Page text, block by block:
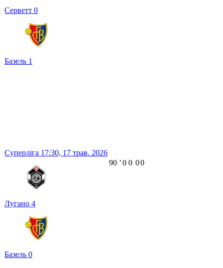
Серветт 0
Базель 1
Суперліга 17:30, 17 трав. 2026
Лугано 4
Базель 0
90 ʼ0 0 00